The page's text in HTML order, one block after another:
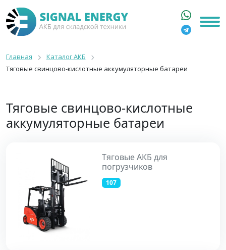
КАТАЛОГ
АРЕНДА АКБ
КОНТАКТЫ
Москва, Бакунинская, 69с1
9:00 - 19:00 пн-пт
info@signalenergy.ru
Главная
Каталог АКБ
Тяговые свинцово-кислотные аккумуляторные батареи
Тяговые свинцово-кислотные
аккумуляторные батареи
Тяговые АКБ для
погрузчиков
107